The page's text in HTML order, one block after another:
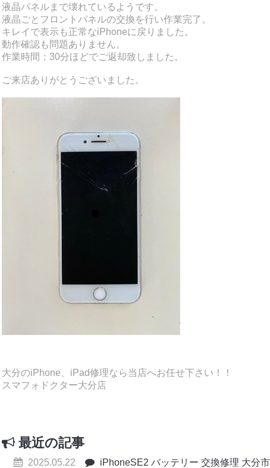
液晶パネルまで壊れているようです。
液晶ごとフロントパネルの交換を行い作業完了。
キレイで表示も正常なiPhoneに戻りました。
動作確認も問題ありません。
作業時間：30分ほどでご返却致しました。
ご来店ありがとうございました。
大分のiPhone、iPad修理なら当店へお任せ下さい！！
スマフォドクター大分店
最近の記事
2025.05.22
iPhoneSE2 バッテリー 交換修理 大分